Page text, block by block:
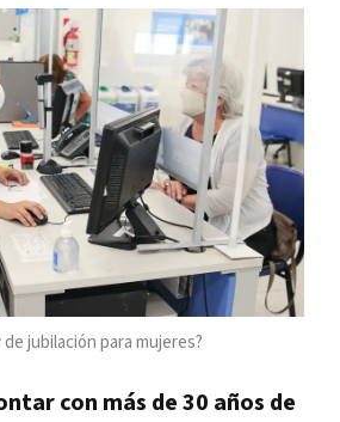
jubilación para mujeres?
con más de 30 años de